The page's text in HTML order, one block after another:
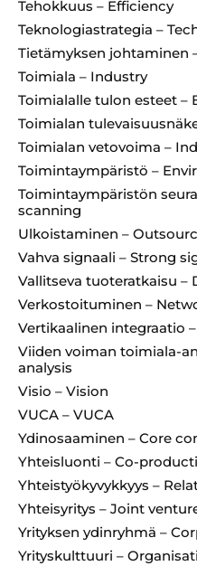
Tehokkuus – Efficiency
Teknologiastrategia –
Tietämyksen johtaminen
Toimiala – Industry
Toimialalle tulon esteet –
Toimialan
Toimialan vetovoima –
Toimintaympäristö –
Toimintaympäristön
scanning
Ulkoistaminen –
Vahva signaali – Strong
Vallitseva tuoteratkaisu –
Verkostoituminen –
Vertikaalinen integraatio
Viiden voiman toimiala-
analysis
Visio – Vision
VUCA – VUCA
Ydinosaaminen – Core
Yhteisluonti – Co-
Yhteistyökyvykkyys –
Yhteisyritys – Joint
Yrityksen ydinryhmä –
Yrityskulttuuri –